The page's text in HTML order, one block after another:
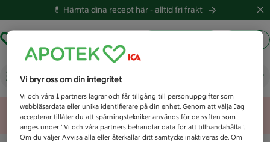
💊 Hämta dina recept här -alltid fri frakt
Vad letar du efter idag?
Unknown error
Vi bryr oss om din integritet
Vi och våra1 partners lagrar och får tillgång till personuppgifter som
webbläsardata eller unika identifierare på din enhet. Genom att välja Jag
accepterar tillåter du att spårningstekniker används för de syften som
anges under ”Vi och våra partners behandlar data för att tillhandahålla”.
Om du väljer Avvisa alla eller återkallar ditt samtycke inaktiveras de. Om